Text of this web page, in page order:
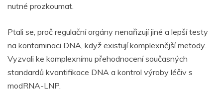
nutné prozkoumat.
Ptali se, proč regulační orgány nenařizují jiné a lepší testy
na kontaminaci DNA, když existují komplexnější metody.
Vyzvali ke komplexnímu přehodnocení současných
standardů kvantifikace DNA a kontrol výroby léčiv s
modRNA-LNP.